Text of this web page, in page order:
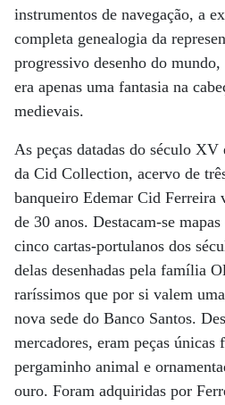
instrumentos de navegação, a
completa genealogia da
progressivo desenho do mundo,
era apenas uma fantasia na
medievais.
As peças datadas do século
da Cid Collection, acervo de
banqueiro Edemar Cid Ferreira
de 30 anos. Destacam-se
cinco cartas-portulanos dos
delas desenhadas pela família
raríssimos que por si valem
nova sede do Banco Santos.
mercadores, eram peças únicas
pergaminho animal e
ouro. Foram adquiridas por